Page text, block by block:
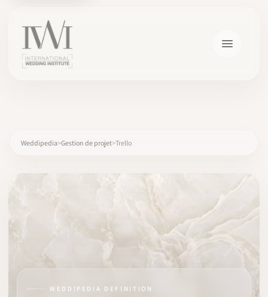
LOGICIEL
Weddipedia Gestion de projet Trello
WEDDIPEDIA DEFINITION